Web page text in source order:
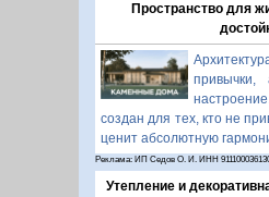
Пространство для
привычки,
создан для тех, кто не
ценит абсолютную
Реклама: ИП Седов О. И. ИНН
Утепление и